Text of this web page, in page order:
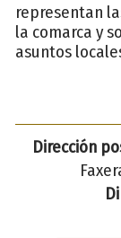
representan
la comarca y
asuntos
Dirección